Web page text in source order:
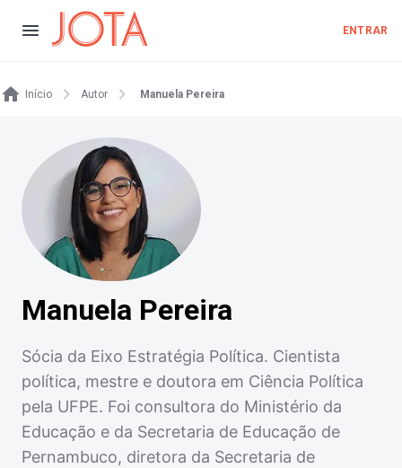
ENTRAR
Início Autor Manuela Pereira
Manuela Pereira
Sócia da Eixo Estratégia Política. Cientista
política, mestre e doutora em Ciência Política
pela UFPE. Foi consultora do Ministério da
Educação e da Secretaria de Educação de
Pernambuco, diretora da Secretaria de